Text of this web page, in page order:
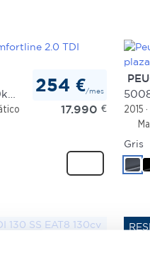
254 €/mes
17.990 € 2015
Gris